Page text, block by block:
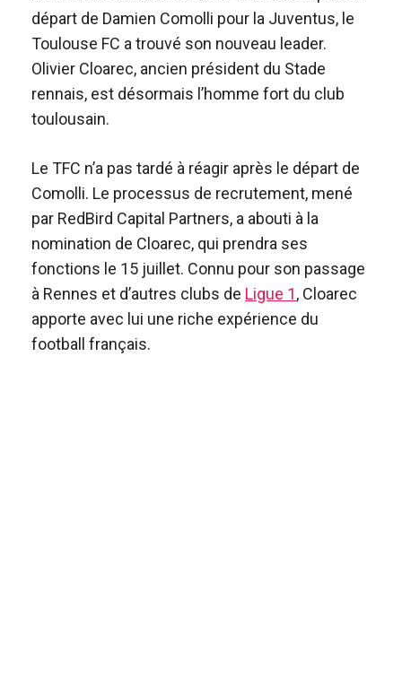
départ de Damien Comolli pour la Juventus, le
Toulouse FC a trouvé son nouveau leader.
Olivier Cloarec, ancien président du Stade
rennais, est désormais l’homme fort du club
toulousain.
Le TFC n’a pas tardé à réagir après le départ de
Comolli. Le processus de recrutement, mené
par RedBird Capital Partners, a abouti à la
nomination de Cloarec, qui prendra ses
fonctions le 15 juillet. Connu pour son passage
à Rennes et d’autres clubs de Ligue 1, Cloarec
apporte avec lui une riche expérience du
football français.